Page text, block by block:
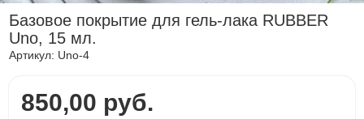
Базовое покрытие для гель-лака RUBBER
Uno, 15 мл.
Артикул: Uno-4
850,00 руб.